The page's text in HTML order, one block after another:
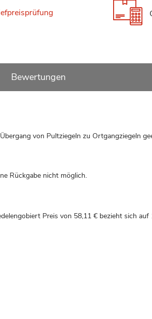
Bewertungen
von Pultziegeln zu Ortgangziegeln
Rückgabe nicht möglich.
Preis von 58,11 € bezieht sich auf